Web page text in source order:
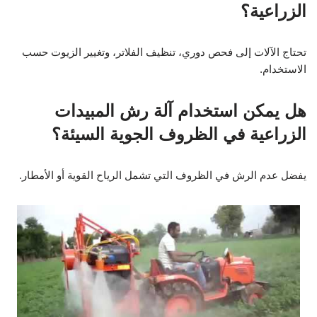
الزراعية؟
تحتاج الآلات إلى فحص دوري، تنظيف الفلاتر، وتغيير الزيوت حسب
الاستخدام.
هل يمكن استخدام آلة رش المبيدات
الزراعية في الظروف الجوية السيئة؟
يفضل عدم الرش في الظروف التي تشمل الرياح القوية أو الأمطار.